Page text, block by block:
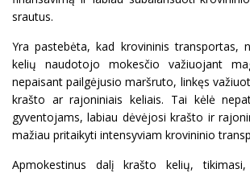
srautus.
Yra pastebėta, kad krovininis transportas,
kelių naudotojo mokesčio važiuojant
nepaisant pailgėjusio maršruto, linkęs
krašto ar rajoniniais keliais. Tai kėlė
gyventojams, labiau dėvėjosi krašto ir
mažiau pritaikyti intensyviam krovininio
Apmokestinus dalį krašto kelių,